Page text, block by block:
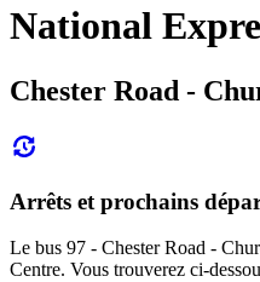
National
Chester Road -
Arrêts et prochains
Le bus 97 - Chester Road -
Centre. Vous trouverez ci-